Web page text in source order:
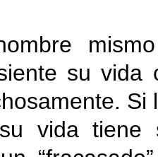
su vida
Si
vida tiene